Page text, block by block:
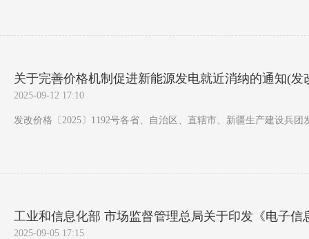
关于完善价格机制促进新能源发电就近消纳的通知(发
2025-09-12 17:10
发改价格〔2025〕1192号各省、自治区、直辖市、新疆生产建设兵
工业和信息化部 市场监督管理总局关于印发《电子信
2025-09-05 17:15